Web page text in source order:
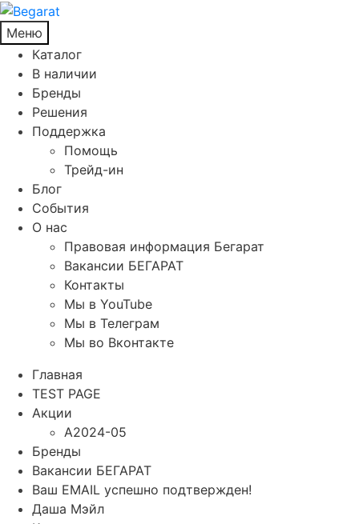
Меню
Каталог
В наличии
Бренды
Решения
Поддержка
Помощь
Трейд-ин
Блог
События
О нас
Правовая информация Бегарат
Вакансии БЕГАРАТ
Контакты
Мы в YouTube
Мы в Телеграм
Мы во Вконтакте
Главная
TEST PAGE
Акции
A2024-05
Бренды
Вакансии БЕГАРАТ
Ваш EMAIL успешно подтвержден!
Даша Мэйл